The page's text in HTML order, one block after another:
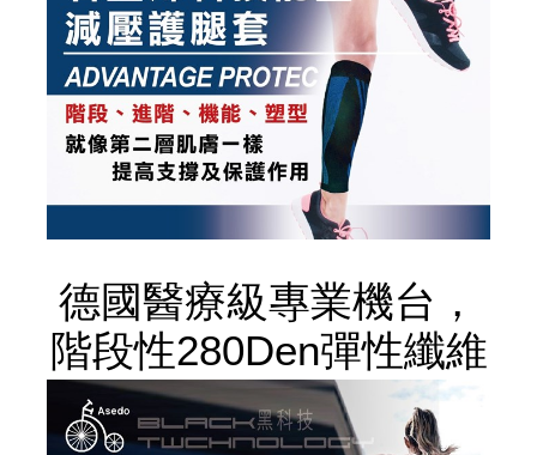
德國醫療級專業機台，
階段性280Den彈性纖維